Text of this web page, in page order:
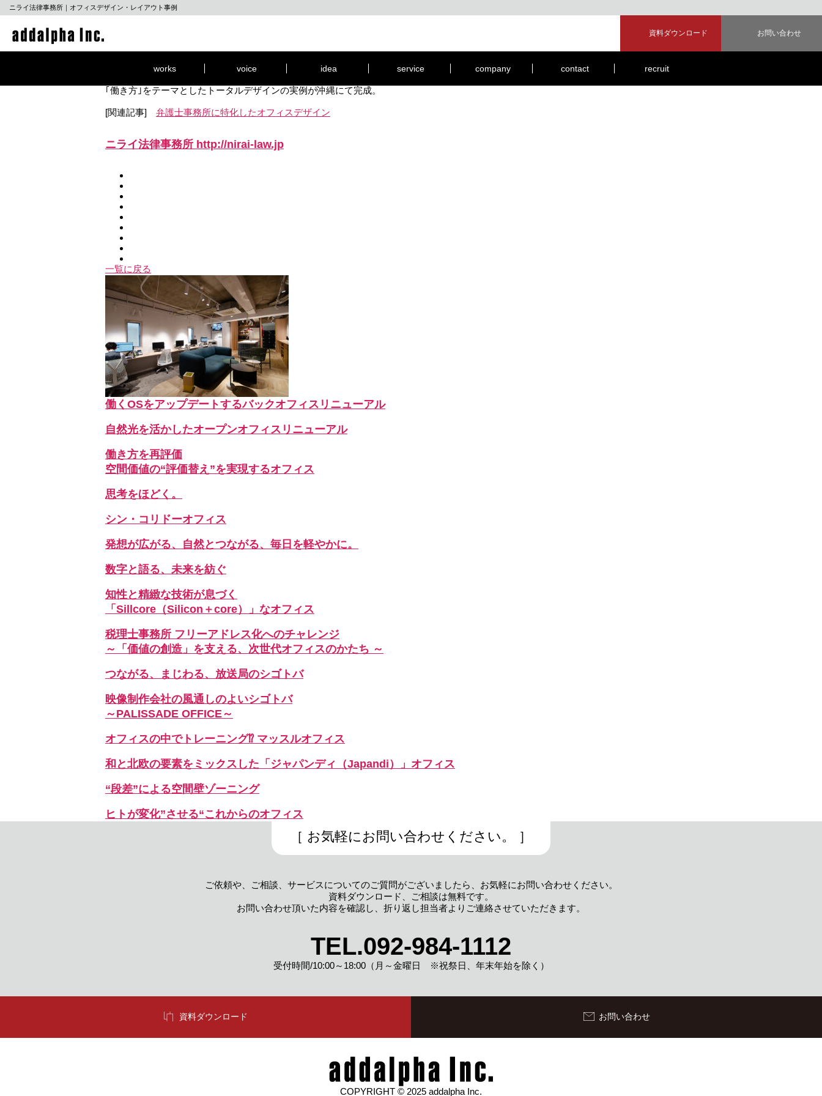
ニライ法律事務所｜オフィスデザイン・レイアウト事例
資料ダウンロード お問い合わせ
works voice idea service company contact recruit
活気が伝わるオープンワークスペース
今回、オフィス空間のみならず、CI計画・ブランディングとしてのロゴ・サイン・及びビジネスツール[名刺・封筒]のデザインまで実施。
｢働き方｣をテーマとしたトータルデザインの実例が沖縄にて完成。
[関連記事] 弁護士事務所に特化したオフィスデザイン
ニライ法律事務所 http://nirai-law.jp
一覧に戻る
働くOSをアップデートするバックオフィスリニューアル
自然光を活かしたオープンオフィスリニューアル
働き方を再評価
空間価値の“評価替え”を実現するオフィス
思考をほどく。
シン・コリドーオフィス
発想が広がる、自然とつながる、毎日を軽やかに。
数字と語る、未来を紡ぐ
知性と精緻な技術が息づく
「Sillcore（Silicon＋core）」なオフィス
税理士事務所 フリーアドレス化へのチャレンジ
～「価値の創造」を支える、次世代オフィスのかたち ～
つながる、まじわる、放送局のシゴトバ
映像制作会社の風通しのよいシゴトバ
～PALISSADE OFFICE～
オフィスの中でトレーニング⁉ マッスルオフィス
和と北欧の要素をミックスした「ジャパンディ（Japandi）」オフィス
“段差”による空間壁ゾーニング
ヒトが変化”させる“これからのオフィス
［ お気軽にお問い合わせください。 ］
ご依頼や、ご相談、サービスについてのご質問がございましたら、 お気軽にお問い合わせください。
資料ダウンロード、
ご相談は無料です。
お問い合わせ頂いた内容を確認し、 折り返し担当者よりご連絡させていただきます。
TEL.092-984-1112
受付時間/10:00～18:00（月～金曜日 ※祝祭日、年末年始を除く）
資料ダウンロード お問い合わせ
COPYRIGHT © 2025 addalpha Inc.